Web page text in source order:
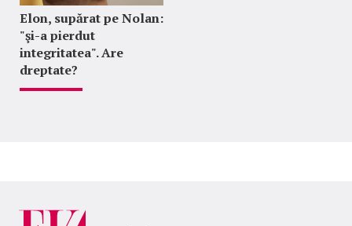
Elon, supărat pe Nolan:
"şi-a pierdut
integritatea". Are
dreptate?